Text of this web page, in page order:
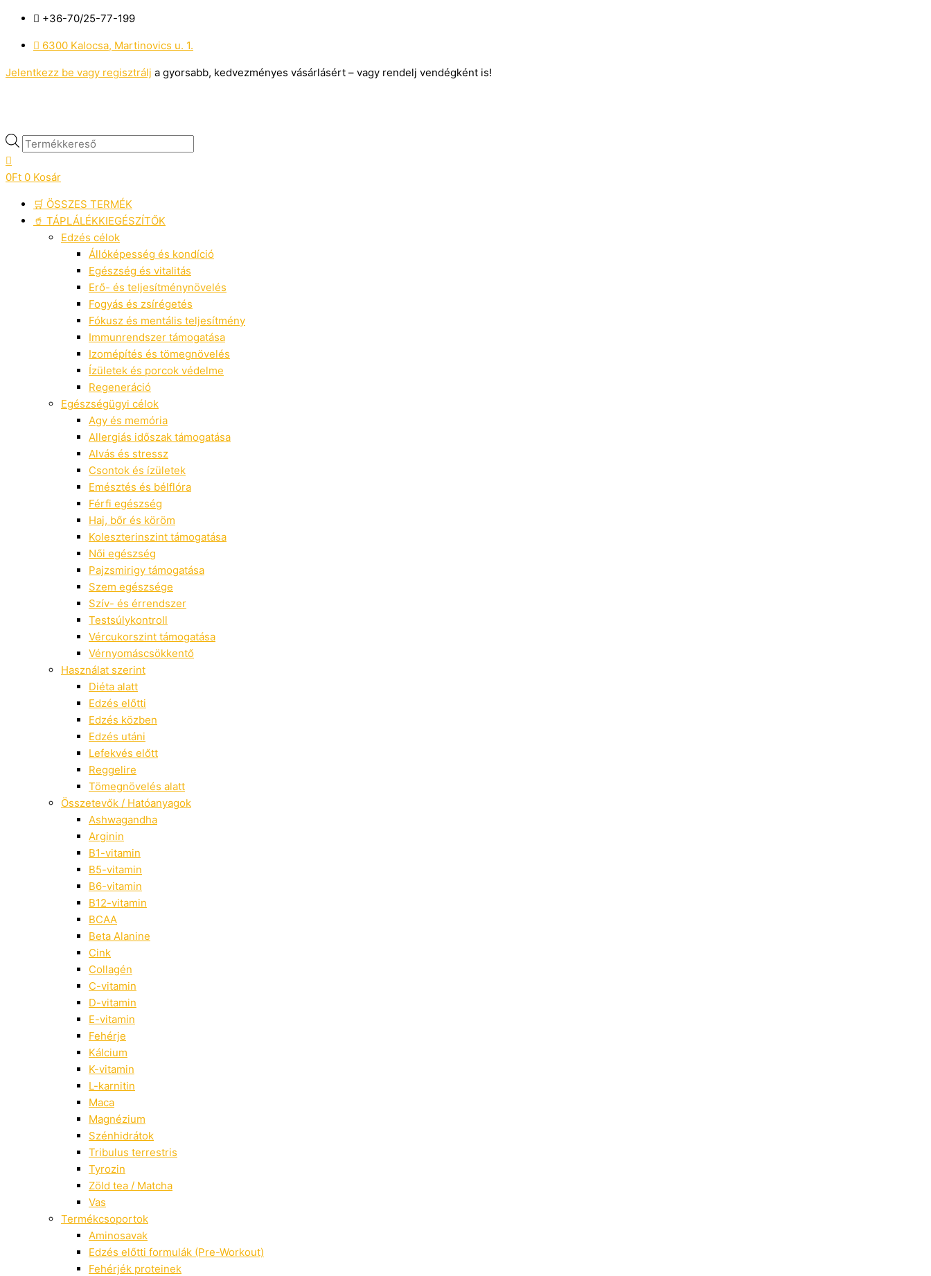
content
+36-70/25-77-199
6300 Kalocsa, Martinovics u. 1.
Jelentkezz be vagy regisztrálj a gyorsabb, kedvezményes vásárlásért – vagy rendelj vendégként is!
search
0Ft 0 Kosár
🛒 ÖSSZES TERMÉK
🥤 TÁPLÁLÉKKIEGÉSZÍTŐK
Edzés célok
Állóképesség és kondíció
Egészség és vitalitás
Erő- és teljesítménynövelés
Fogyás és zsírégetés
Fókusz és mentális teljesítmény
Immunrendszer támogatása
Izomépítés és tömegnövelés
Ízületek és porcok védelme
Regeneráció
Egészségügyi célok
Agy és memória
Allergiás időszak támogatása
Alvás és stressz
Csontok és ízületek
Emésztés és bélflóra
Férfi egészség
Haj, bőr és köröm
Koleszterinszint támogatása
Női egészség
Pajzsmirigy támogatása
Szem egészsége
Szív- és érrendszer
Testsúlykontroll
Vércukorszint támogatása
Vérnyomáscsökkentő
Használat szerint
Diéta alatt
Edzés előtti
Edzés közben
Edzés utáni
Lefekvés előtt
Reggelire
Tömegnövelés alatt
Összetevők / Hatóanyagok
Ashwagandha
Arginin
B1-vitamin
B5-vitamin
B6-vitamin
B12-vitamin
BCAA
Beta Alanine
Cink
Collagén
C-vitamin
D-vitamin
E-vitamin
Fehérje
Kálcium
K-vitamin
L-karnitin
Maca
Magnézium
Szénhidrátok
Tribulus terrestris
Tyrozin
Zöld tea / Matcha
Vas
Termékcsoportok
Aminosavak
Edzés előtti formulák (Pre-Workout)
Fehérjék proteinek
price
was:
price
is:
Pancake
Palacsinta
IronMaxx®